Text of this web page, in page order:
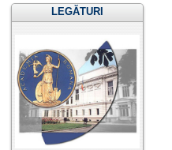
LEGĂTURI